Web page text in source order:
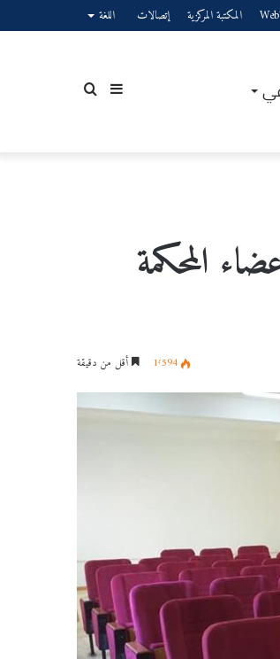
المكتبة المركزية إتصالات اللغة
بحثإضافة
المحكمة
1٬594 أقل من دقيقة